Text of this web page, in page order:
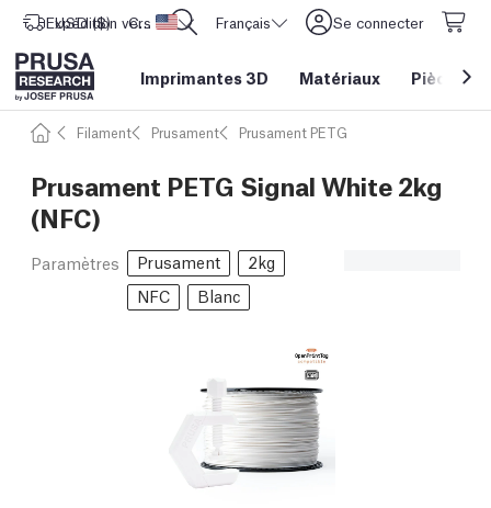
Expédition vers Etats-Unis d'Amérique
USD ($) CORE One L: Maintenant en stock ! Français Se connecter
Imprimantes 3D Matériaux Pièces&
Filament Prusament Prusament PETG
Prusament PETG Signal White 2kg
(NFC)
Paramètres Prusament
2kg
NFC
Blanc